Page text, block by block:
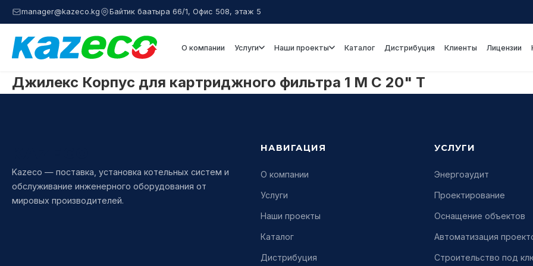
manager@kazeco.kg Байтик баатыра 66/1, Офис 508, этаж 5
О компании Услуги Наши проекты Каталог Дистрибуция Клиенты Лицензии
Джилекс Корпус для картриджного фильтра 1 М С 20" Т
Kazeco — поставка, установка котельных систем и
обслуживание инженерного оборудования от
мировых производителей.
НАВИГАЦИЯ
О компании
Услуги
Наши проекты
Каталог
Дистрибуция
УСЛУГИ
Энергоаудит
Проектирование
Оснащение объектов
Автоматизация
Строительство под